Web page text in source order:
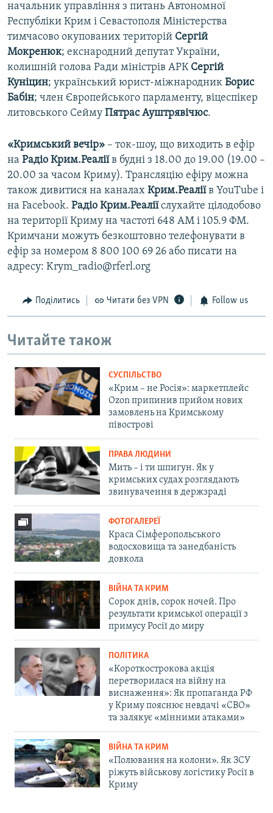
начальник управління з питань Автономної
Республіки Крим і Севастополя Міністерства
тимчасово окупованих територій Сергій
Мокренюк; екснародний депутат України,
колишній голова Ради міністрів АРК Сергій
Куніцин; український юрист-міжнародник Борис
Бабін; член Європейського парламенту, віцеспікер
литовського Сейму Пятрас Ауштрявічюс.
«Кримський вечір» – ток-шоу, що виходить в ефір
на Радіо Крим.Реаліїв будні з 18.00 до 19.00 (19.00 –
20.00 за часом Криму). Трансляцію ефіру можна
також дивитися на каналах Крим.Реаліїв YouTube і
на Facebook. Радіо Крим.Реаліїслухайте цілодобово
на території Криму на частоті 648 АМ і 105.9 ФМ.
Кримчани можуть безкоштовно телефонувати в
ефір за номером 8 800 100 69 26 або писати на
адресу: Krym_radio@rferl.org
Поділитись Читати без VPN Follow us
Читайте також
СУСПІЛЬСТВО
«Крим – не Росія»: маркетплейс
Ozon припинив прийом нових
замовлень на Кримському
півострові
ПРАВА ЛЮДИНИ
Мить – і ти шпигун. Як у
кримських судах розглядають
звинувачення в держзраді
ФОТОГАЛЕРЕЇ
Краса Сімферопольського
водосховища та занедбаність
довкола
ВІЙНА ТА КРИМ
Сорок днів, сорок ночей. Про
результати кримської операції з
примусу Росії до миру
ПОЛІТИКА
«Короткострокова акція
перетворилася на війну на
виснаження»: Як пропаганда РФ
у Криму пояснює невдачі «СВО»
та залякує «мінними атаками»
ВІЙНА ТА КРИМ
«Полювання на колони». Як ЗСУ
ріжуть військову логістику Росії в
Криму